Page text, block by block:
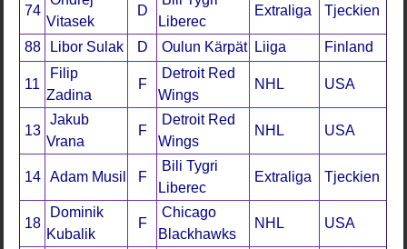
74
Vitasek
D
Liberec
Extraliga Tjeckien
88 Libor Sulak D Oulun Kärpät Liiga Finland
11
Filip
Zadina
F
Detroit Red
Wings
NHL USA
13
Jakub
Vrana
F
Detroit Red
Wings
NHL USA
14 Adam Musil F
Bili Tygri
Liberec
Extraliga Tjeckien
18
Dominik
Kubalik
F
Chicago
Blackhawks
NHL USA